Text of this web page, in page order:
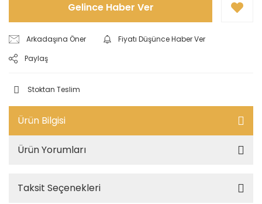
Gelince Haber Ver
Arkadaşına Öner
Fiyatı Düşünce Haber Ver
Paylaş
Stoktan Teslim
Ürün Bilgisi
Ürün Yorumları
Taksit Seçenekleri